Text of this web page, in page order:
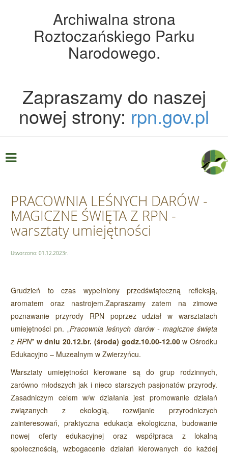
Archiwalna strona
Roztoczańskiego Parku
Narodowego.
Zapraszamy do naszej
nowej strony: rpn.gov.pl
PRACOWNIA LEŚNYCH DARÓW -
MAGICZNE ŚWIĘTA Z RPN -
warsztaty umiejętności
Utworzono: 01.12.2023r.
Grudzień to czas wypełniony przedświąteczną refleksją,
aromatem oraz nastrojem.Zapraszamy zatem na zimowe
poznawanie przyrody RPN poprzez udział w warsztatach
umiejętności pn. „Pracownia leśnych darów - magiczne święta
z RPN” w dniu 20.12.br. (środa) godz.10.00-12.00w Ośrodku
Edukacyjno – Muzealnym w Zwierzyńcu.
Warsztaty umiejętności kierowane są do grup rodzinnych,
zarówno młodszych jak i nieco starszych pasjonatów przyrody.
Zasadniczym celem w/w działania jest promowanie działań
związanych z ekologią, rozwijanie przyrodniczych
zainteresowań, praktyczna edukacja ekologiczna, budowanie
nowej oferty edukacyjnej oraz współpraca z lokalną
społecznością, wzbogacenie działań kierowanych do każdej